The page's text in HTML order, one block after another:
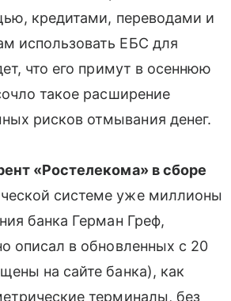
кредитами, переводами и
использовать ЕБС для
что его примут в осеннюю
такое расширение
рисков отмывания денег.
«Ростелекома» в сборе
системе уже миллионы
банка Герман Греф,
описал в обновленных с 20
на сайте банка), как
терминалы, без